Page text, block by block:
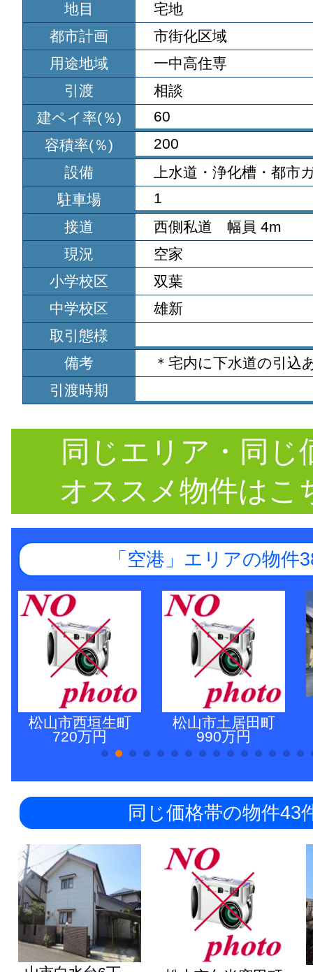
地目
宅地
都市計画
市街化区域
用途地域
一中高住専
引渡
相談
建ペイ率(％)
60
容積率(％)
200
設備
上水道・浄化槽・都市
駐車場
1
接道
西側私道 幅員 4m
現況
空家
小学校区
双葉
中学校区
雄新
取引態様
備考
＊宅内に下水道の引込
引渡時期
同じエリア・同じ
オススメ物件はこ
「空港」エリアの物件
松山市西垣生町
720万円
松山市土居田町
990万円
同じ価格帯の物件43